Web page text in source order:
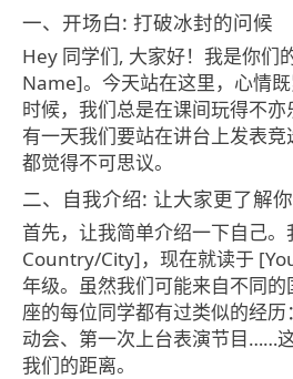
一、开场白: 打破冰封的问候
Hey 同学们, 大家好！我是你们
Name]。今天站在这里，心情
时候，我们总是在课间玩得不
有一天我们要站在讲台上发表
都觉得不可思议。
二、自我介绍: 让大家更了解你
首先，让我简单介绍一下自己
Country/City]，现在就读于
年级。虽然我们可能来自不同
座的每位同学都有过类似的经
动会、第一次上台表演节目……
我们的距离。